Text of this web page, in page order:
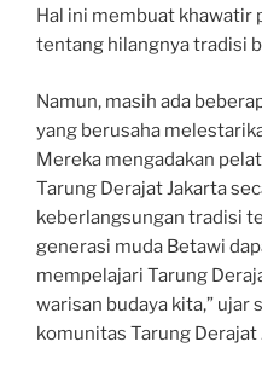
Hal ini membuat khawatir
tentang hilangnya tradisi
Namun, masih ada
yang berusaha
Mereka mengadakan
Tarung Derajat Jakarta
keberlangsungan tradisi
generasi muda Betawi
mempelajari Tarung
warisan budaya kita,” ujar
komunitas Tarung Derajat